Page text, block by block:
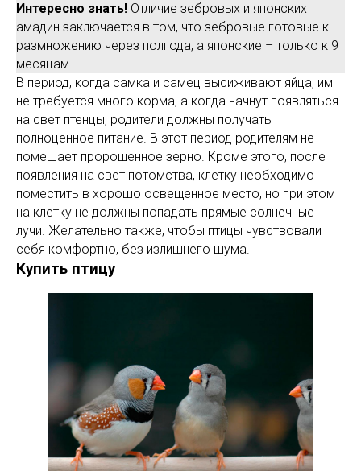
Интересно знать! Отличие зебровых и японских
амадин заключается в том, что зебровые готовые к
размножению через полгода, а японские – только к 9
месяцам.
В период, когда самка и самец высиживают яйца, им
не требуется много корма, а когда начнут появляться
на свет птенцы, родители должны получать
полноценное питание. В этот период родителям не
помешает пророщенное зерно. Кроме этого, после
появления на свет потомства, клетку необходимо
поместить в хорошо освещенное место, но при этом
на клетку не должны попадать прямые солнечные
лучи. Желательно также, чтобы птицы чувствовали
себя комфортно, без излишнего шума.
Купить птицу